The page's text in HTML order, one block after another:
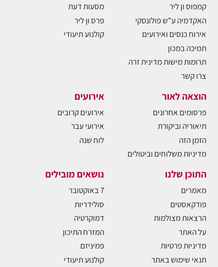
קמפוס ון ליר
האקדמיה ע"ש פולונסקי
אירוח כנסים ואירועים
תמיכה במכון
תרומות מישות מדינית זרה
צרו קשר
מסעות דעת
פרס ון ליר
קולנוע תיעודי
הוצאה לאור
פרסומים אחרונים
תיאוריה וביקורת
הזמן הזה
מדיניות משלוחים וביטולים
אירועים
אירועים קרובים
אירועי עבר
לוח שנה
התוכן שלנו
מאמרים
פודקאסטים
הרצאות מצולמות
על האתר
מדיניות פרטיות
תנאי שימוש באתר
נושאים מובילים
7 באוקטובר
סולידריות
דמוקרטיה
המזרח התיכון
פמיניזם
קולנוע תיעודי